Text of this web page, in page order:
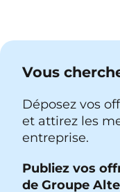
Vous
Déposez vos
et attirez les
entreprise.
Publiez vos
de Groupe